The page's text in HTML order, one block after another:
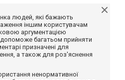
людей, які бажають
іншим користувачам
аргументацією
багатьом прийняти
призначені для
а також для роз'яснення
ненормативної